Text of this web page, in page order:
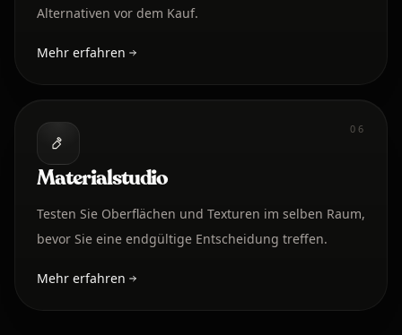
Alternativen vor dem Kauf.
Mehr erfahren
06
Materialstudio
Testen Sie Oberflächen und Texturen im selben Raum,
bevor Sie eine endgültige Entscheidung treffen.
Mehr erfahren